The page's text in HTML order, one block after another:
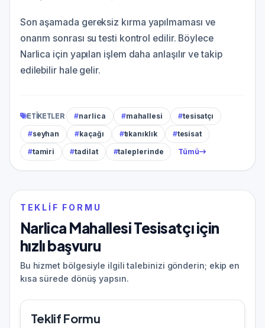
Son aşamada gereksiz kırma yapılmaması ve
onarım sonrası su testi kontrol edilir. Böylece
Narlica için yapılan işlem daha anlaşılır ve takip
edilebilir hale gelir.
ETIKETLER #narlica #mahallesi #tesisatçı
#seyhan #kaçağı #tıkanıklık #tesisat
#tamiri #tadilat #taleplerinde Tümü
TEKLIF FORMU
Narlica Mahallesi Tesisatçı için
hızlı başvuru
Bu hizmet bölgesiyle ilgili talebinizi gönderin; ekip en
kısa sürede dönüş yapsın.
Teklif Formu